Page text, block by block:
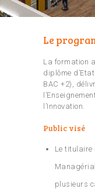
Le
La formation
diplôme
BAC +2),
l’Innovation.
Public visé
Le titulaire
plusieurs